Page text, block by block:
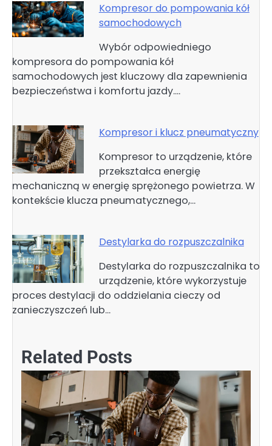
Kompresor do pompowania kół
samochodowych
Wybór odpowiedniego
kompresora do pompowania kół
samochodowych jest kluczowy dla zapewnienia
bezpieczeństwa i komfortu jazdy.…
Kompresor i klucz pneumatyczny
Kompresor to urządzenie, które
przekształca energię
mechaniczną w energię sprężonego powietrza. W
kontekście klucza pneumatycznego,…
Destylarka do rozpuszczalnika
Destylarka do rozpuszczalnika to
urządzenie, które wykorzystuje
proces destylacji do oddzielania cieczy od
zanieczyszczeń lub…
Related Posts